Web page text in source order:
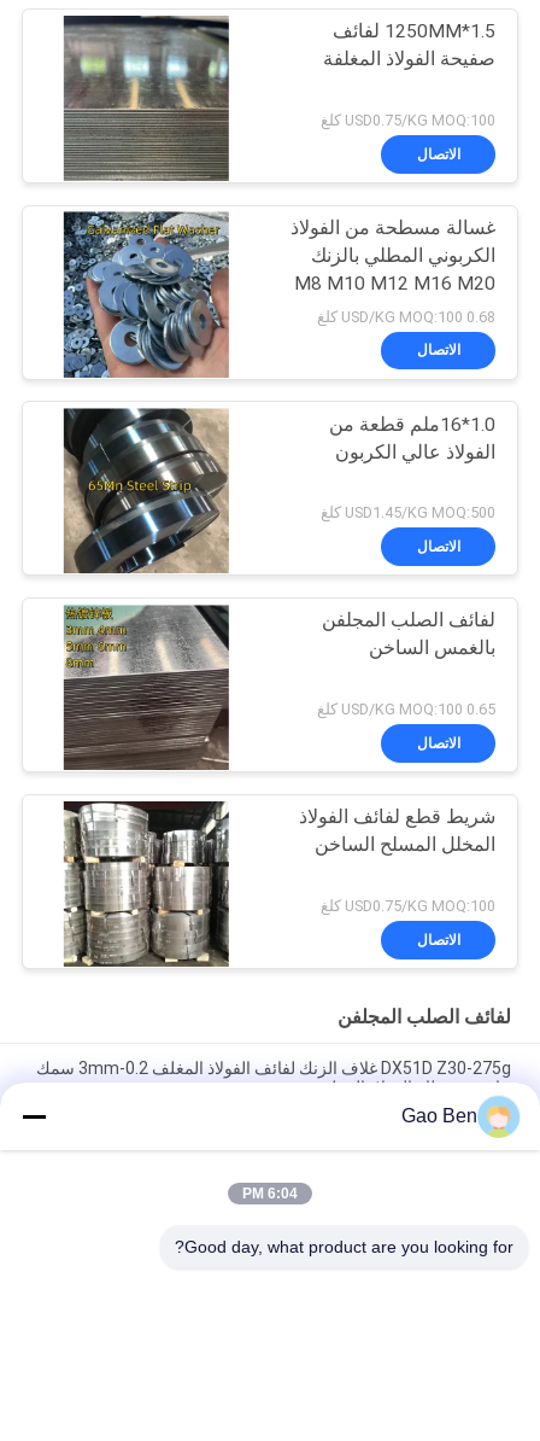
1.5*1250MM لفائف
صفيحة الفولاذ المغلفة
USD0.75/KG MOQ:100 كلغ
الاتصال
غسالة مسطحة من الفولاذ
الكربوني المطلي بالزنك
M8 M10 M12 M16 M20
M25
0.68 USD/KG MOQ:100 كلغ
الاتصال
1.0*16ملم قطعة من
الفولاذ عالي الكربون
USD1.45/KG MOQ:500 كلغ
الاتصال
لفائف الصلب المجلفن
بالغمس الساخن
0.65 USD/KG MOQ:100 كلغ
الاتصال
شريط قطع لفائف الفولاذ
المخلل المسلح الساخن
USD0.75/KG MOQ:100 كلغ
الاتصال
لفائف الصلب المجلفن
DX51D Z30-275g غلاف الزنك لفائف الفولاذ المغلف 0.2-3mm سمك
حار غمر قطاع الفولاذ المغلف
AZ80 AZ120 AZ150 Aluminum Zinc Coated Galvalume Steel
Coil Sheet 1.5*1250mm
Gao Ben
6:04 PM
Good day, what product are you looking for?